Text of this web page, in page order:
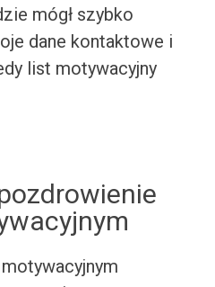
mógł szybko
dane kontaktowe i
list motywacyjny